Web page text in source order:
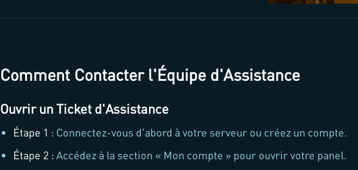
Comment Contacter l'Équipe d'Assistance
Ouvrir un Ticket d'Assistance
Étape 1 : Connectez-vous d'abord à votre serveur ou créez un compte.
Étape 2 : Accédez à la section « Mon compte » pour ouvrir votre panel.